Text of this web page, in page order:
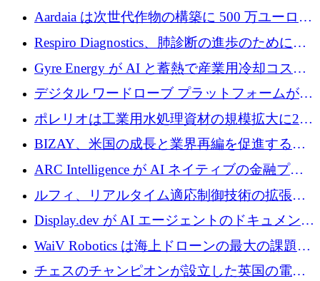
維仕分け規模拡大に7桁の資金調達
Aardaia は次世代作物の構築に 500 万ユーロを
寄付
Respiro Diagnostics、肺診断の進歩のために
100 万ポンドを確保
Gyre Energy が AI と蓄熱で産業用冷却コスト
を削減するために 130 万ドルを調達
デジタル ワードローブ プラットフォームが
1,000 万人のユーザーに到達し、Whering が
700 万ドルを獲得
ポレリオは工業用水処理資材の規模拡大に240
万ユーロを確保
BIZAY、米国の成長と業界再編を促進するた
めに5,500万ドルを確保
ARC Intelligence が AI ネイティブの金融プラ
ットフォームを拡大するために 400 万ユーロ
ルフィ、リアルタイム適応制御技術の拡張に
810万ポンドを確保
Display.dev が AI エージェントのドキュメント
コラボレーションを強化するために 47 万ユー
WaiV Robotics は海上ドローンの最大の課題の
1 つをどのように解決しているか
チェスのチャンピオンが設立した英国の電池